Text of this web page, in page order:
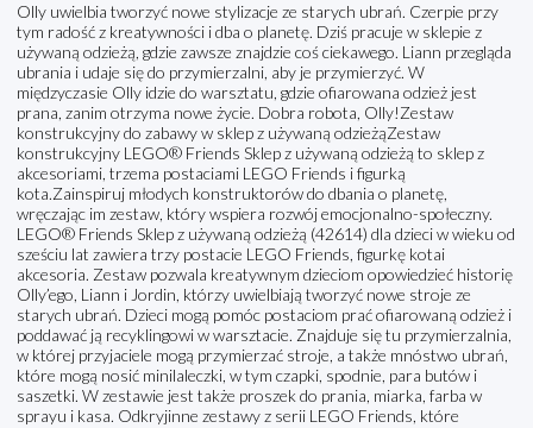
Olly uwielbia tworzyć nowe stylizacje ze starych ubrań. Czerpie przy
tym radość z kreatywności i dba o planetę. Dziś pracuje w sklepie z
używaną odzieżą, gdzie zawsze znajdzie coś ciekawego. Liann przegląda
ubrania i udaje się do przymierzalni, aby je przymierzyć. W
międzyczasie Olly idzie do warsztatu, gdzie ofiarowana odzież jest
prana, zanim otrzyma nowe życie. Dobra robota, Olly!Zestaw
konstrukcyjny do zabawy w sklep z używaną odzieżąZestaw
konstrukcyjny LEGO® Friends Sklep z używaną odzieżą to sklep z
akcesoriami, trzema postaciami LEGO Friends i figurką
kota.Zainspiruj młodych konstruktorów do dbania o planetę,
wręczając im zestaw, który wspiera rozwój emocjonalno-społeczny.
LEGO® Friends Sklep z używaną odzieżą (42614) dla dzieci w wieku od
sześciu lat zawiera trzy postacie LEGO Friends, figurkę kotai
akcesoria. Zestaw pozwala kreatywnym dzieciom opowiedzieć historię
Olly’ego, Liann i Jordin, którzy uwielbiają tworzyć nowe stroje ze
starych ubrań. Dzieci mogą pomóc postaciom prać ofiarowaną odzież i
poddawać ją recyklingowi w warsztacie. Znajduje się tu przymierzalnia,
w której przyjaciele mogą przymierzać stroje, a także mnóstwo ubrań,
które mogą nosić minilaleczki, w tym czapki, spodnie, para butów i
saszetki. W zestawie jest także proszek do prania, miarka, farba w
sprayu i kasa. Odkryjinne zestawy z serii LEGO Friends, które